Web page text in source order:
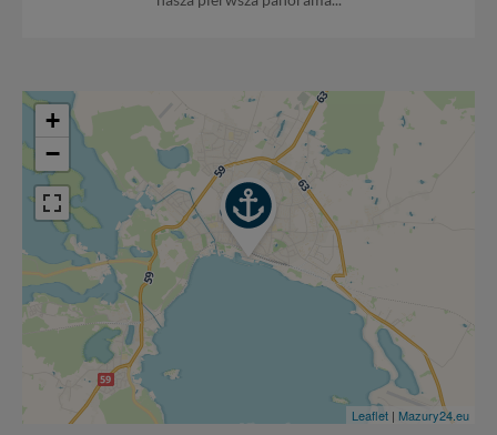
+
−
Leaflet | Mazury24.eu